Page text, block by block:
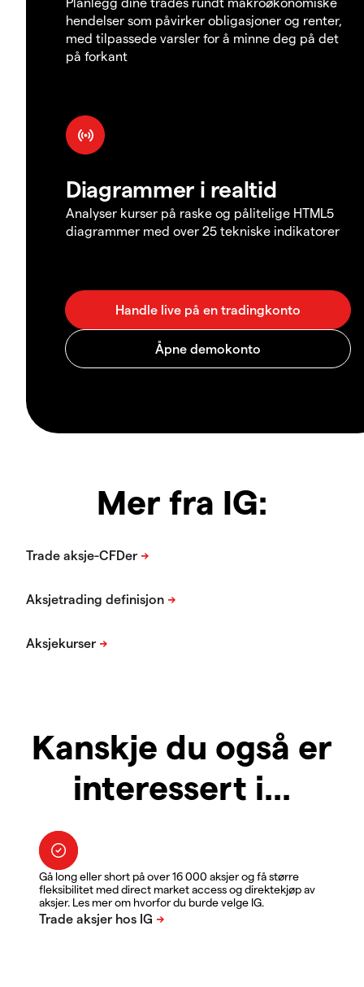
hendelser som påvirker obligasjoner og renter,
med tilpassede varsler for å minne deg på det
på forkant
Diagrammer i realtid
Analyser kurser på raske og pålitelige HTML5
diagrammer med over 25 tekniske indikatorer
Mer fra IG:
Kanskje du også er
interessert i...
Gå long eller short på over 16 000 aksjer og få større
fleksibilitet med direct market access og direktekjøp av
aksjer. Les mer om hvorfor du burde velge IG.